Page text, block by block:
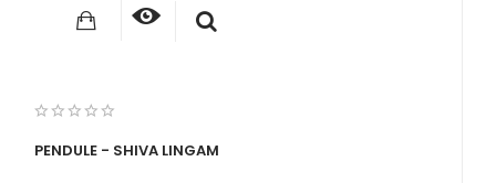
PENDULE - SHIVA LINGAM